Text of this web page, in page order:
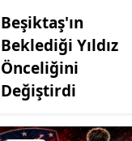
Beşiktaş'ın
Beklediği Yıldız
Önceliğini
Değiştirdi